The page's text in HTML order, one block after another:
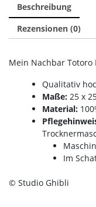
Beschreibung
Rezensionen (0)
Mein Nachbar
Qualitativ
Maße: 25 x
Material:
Im
© Studio Ghibli